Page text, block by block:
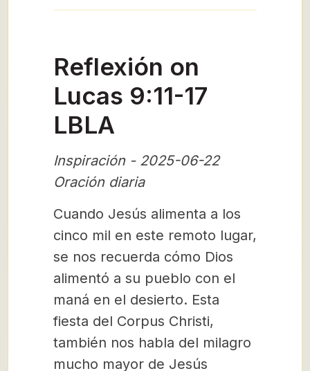
Reflexión on
Lucas 9:11-17
LBLA
Inspiración - 2025-06-22
Oración diaria
Cuando Jesús alimenta a los
cinco mil en este remoto lugar,
se nos recuerda cómo Dios
alimentó a su pueblo con el
maná en el desierto. Esta
fiesta del Corpus Christi,
también nos habla del milagro
mucho mayor de Jesús